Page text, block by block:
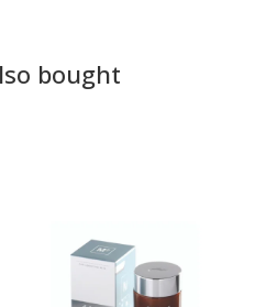
bought